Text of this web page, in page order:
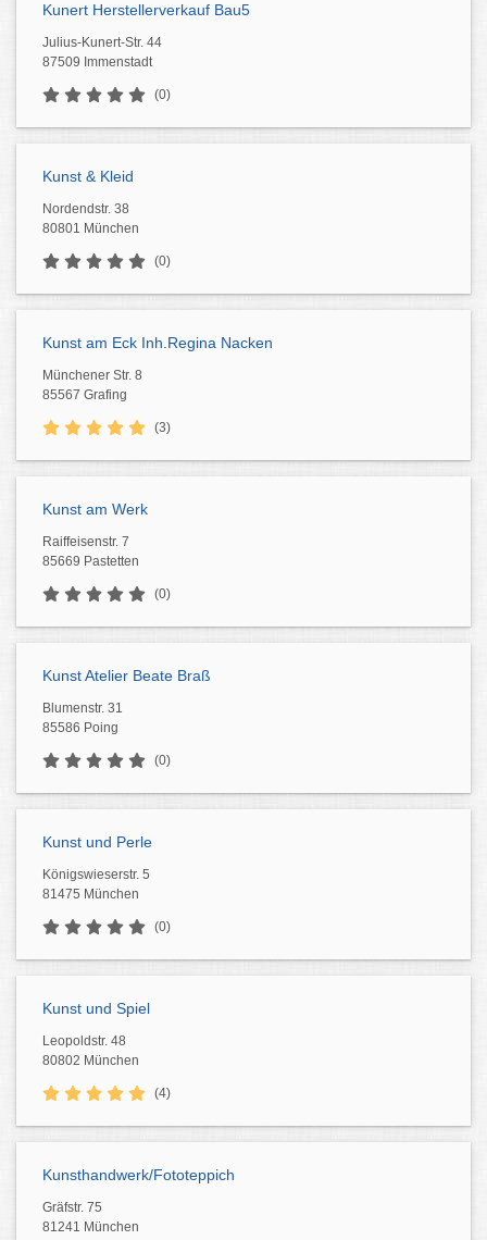
Kunert Herstellerverkauf Bau5
Julius-Kunert-Str. 44
87509 Immenstadt
(0)
Kunst & Kleid
Nordendstr. 38
80801 München
(0)
Kunst am Eck Inh.Regina Nacken
Münchener Str. 8
85567 Grafing
(3)
Kunst am Werk
Raiffeisenstr. 7
85669 Pastetten
(0)
Kunst Atelier Beate Braß
Blumenstr. 31
85586 Poing
(0)
Kunst und Perle
Königswieserstr. 5
81475 München
(0)
Kunst und Spiel
Leopoldstr. 48
80802 München
(4)
Kunsthandwerk/Fototeppich
Gräfstr. 75
81241 München